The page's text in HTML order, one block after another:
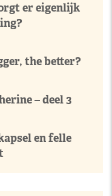
er eigenlijk
the better?
– deel 3
en felle